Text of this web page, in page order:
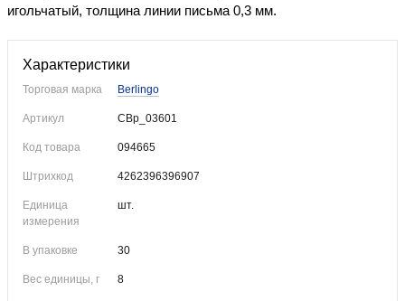
игольчатый, толщина линии письма 0,3 мм.
Характеристики
Торговая марка Berlingo
Артикул CBp_03601
Код товара 094665
Штрихкод 4262396396907
Единица
измерения
шт.
В упаковке 30
Вес единицы, г 8